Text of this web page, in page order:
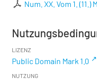
Num. XX. Vom 1. (11.)
LIZENZ
Public Domain Mark 1.0
NUTZUNG